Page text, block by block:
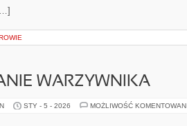
WARZYWNIKA
STY - 5 - 2026 MOŻLIWOŚĆ